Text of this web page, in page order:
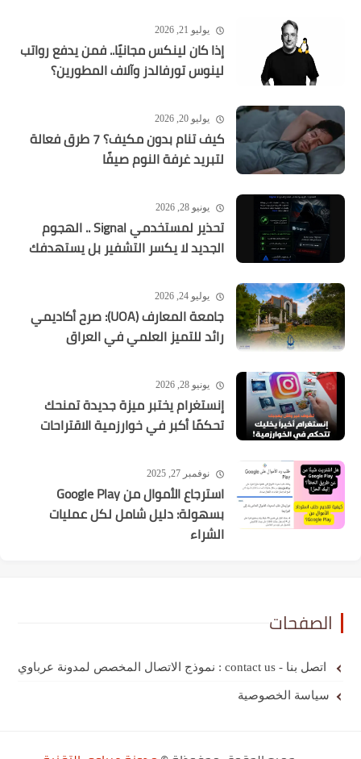
يوليو 21, 2026
إذا كان لينكس مجانيًا.. فمن يدفع رواتب
لينوس تورفالدز وآلاف المطورين؟
يوليو 20, 2026
كيف تنام بدون مكيف؟ 7 طرق فعالة
لتبريد غرفة النوم صيفًا
يونيو 28, 2026
تحذير لمستخدمي Signal .. الهجوم
الجديد لا يكسر التشفير بل يستهدفك
يوليو 24, 2026
جامعة المعارف (UOA): صرح أكاديمي
رائد للتميز العلمي في العراق
يونيو 28, 2026
إنستغرام يختبر ميزة جديدة تمنحك
تحكمًا أكبر في خوارزمية الاقتراحات
نوفمبر 27, 2025
استرجاع الأموال من Google Play
بسهولة: دليل شامل لكل عمليات
الشراء
الصفحات
اتصل بنا - contact us : نموذج الاتصال المخصص لمدونة عرباوي
سياسة الخصوصية